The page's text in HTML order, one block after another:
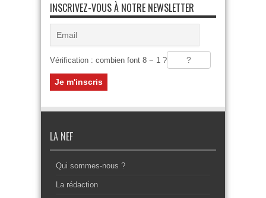
INSCRIVEZ-VOUS À NOTRE NEWSLETTER
Vérification : combien font 8 − 1 ?
LA NEF
Qui sommes-nous ?
La rédaction